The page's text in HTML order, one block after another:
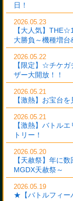
日！
2026.05.23
【大人気】
大勝負～機種増台
2026.05.22
【限定】☆チケ
ザー大開放！！
2026.05.21
【激熱】お宝台
2026.05.21
【激熱】バトル
トリー！
2026.05.20
【天赦祭】年に
MGDX天赦祭～
2026.05.19
★【バトルフィー